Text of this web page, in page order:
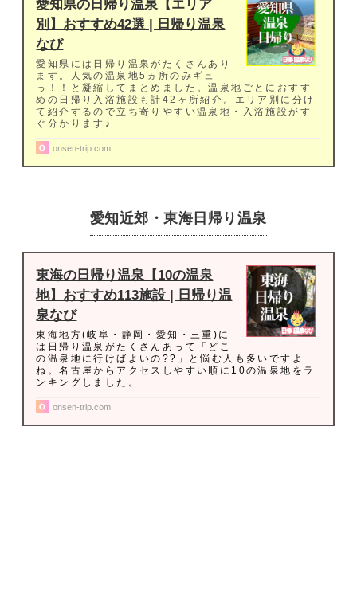
愛知県の日帰り温泉【エリア
別】おすすめ42選 | 日帰り温泉
なび
愛知県には日帰り温泉がたくさんあり
ます。人気の温泉地5ヵ所のみギュ
っ！！と凝縮してまとめました。温泉地ごとにおすす
めの日帰り入浴施設も計42ヶ所紹介。エリア別に分け
て紹介するので立ち寄りやすい温泉地・入浴施設がす
ぐ分かります♪
onsen-trip.com
愛知近郊・東海日帰り温泉
東海の日帰り温泉【10の温泉
地】おすすめ113施設 | 日帰り温
泉なび
東海地方(岐阜・静岡・愛知・三重)に
は日帰り温泉がたくさんあって「どこ
の温泉地に行けばよいの??」と悩む人も多いですよ
ね。名古屋からアクセスしやすい順に10の温泉地をラ
ンキングしました。
onsen-trip.com